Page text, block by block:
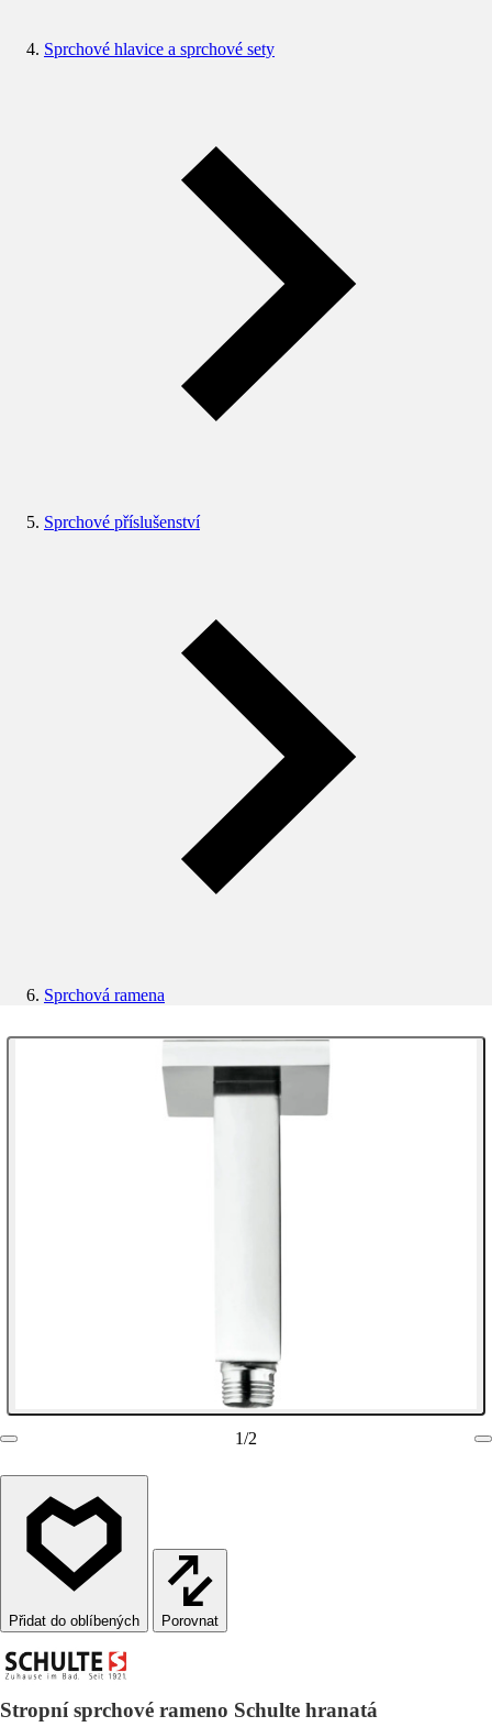
Sprchové hlavice a sprchové sety
Sprchové příslušenství
Sprchová ramena
1/2
Porovnat
Stropní sprchové rameno Schulte hranatá